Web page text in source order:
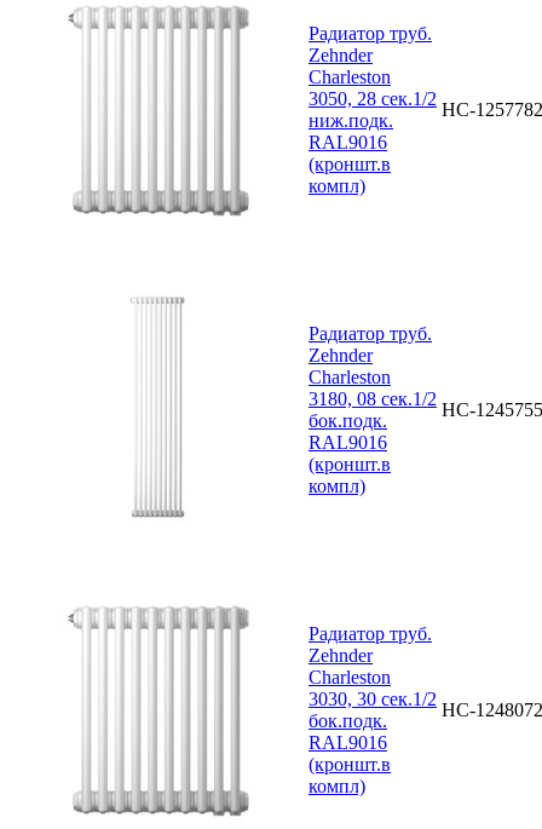
Радиатор труб.
Zehnder
Charleston
3050, 28 сек.1/2
ниж.подк.
RAL9016
(кроншт.в
компл)
НС-1257782
Радиатор труб.
Zehnder
Charleston
3180, 08 сек.1/2
бок.подк.
RAL9016
(кроншт.в
компл)
НС-1245755
Радиатор труб.
Zehnder
Charleston
3030, 30 сек.1/2
бок.подк.
RAL9016
(кроншт.в
компл)
НС-1248072